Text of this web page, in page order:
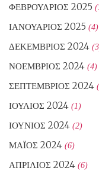
ΦΕΒΡΟΥΆΡΙΟΣ 2025
ΙΑΝΟΥΆΡΙΟΣ 2025 (4)
ΔΕΚΈΜΒΡΙΟΣ 2024
ΝΟΈΜΒΡΙΟΣ 2024 (4)
ΣΕΠΤΈΜΒΡΙΟΣ 2024
ΙΟΎΛΙΟΣ 2024 (1)
ΙΟΎΝΙΟΣ 2024 (2)
ΜΆΙΟΣ 2024 (6)
ΑΠΡΊΛΙΟΣ 2024 (6)